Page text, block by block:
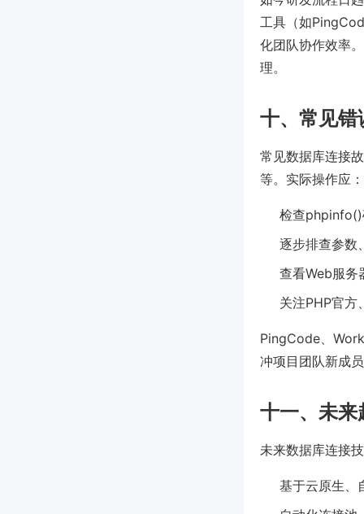
工具（如
化团队协作效率
理。
十、常见错
常见数据库连接
等。实际操作应：
检查phpinfo()
逐步排查参数
查看Web服务
关注PHP官
PingCode、
冲项目团队新成
十一、未来
未来数据库连接
基于云原生、